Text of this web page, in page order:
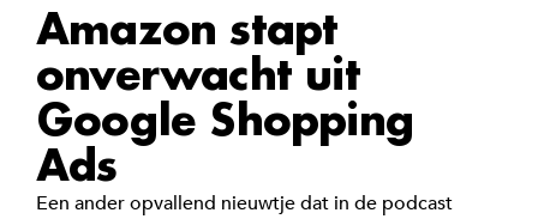
Amazon stapt
onverwacht uit
Google Shopping
Ads
Een ander opvallend nieuwtje dat in de podcast